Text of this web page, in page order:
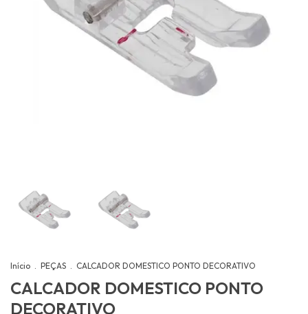
Início . PEÇAS . CALCADOR DOMESTICO PONTO DECORATIVO
CALCADOR DOMESTICO PONTO
DECORATIVO